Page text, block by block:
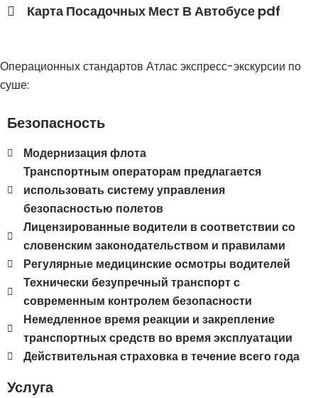
Карта Посадочных Мест В Автобусе pdf
Операционных стандартов Атлас экспресс-экскурсии по
суше:
Безопасность
Модернизация флота
Транспортным операторам предлагается
использовать систему управления
безопасностью полетов
Лицензированные водители в соответствии со
словенским законодательством и правилами
Регулярные медицинские осмотры водителей
Технически безупречный транспорт с
современным контролем безопасности
Немедленное время реакции и закрепление
транспортных средств во время эксплуатации
Действительная страховка в течение всего года
Услуга